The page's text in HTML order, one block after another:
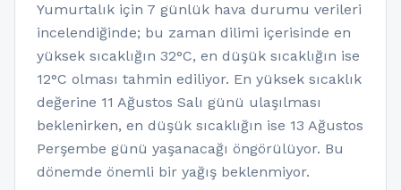
Yumurtalık için 7 günlük hava durumu verileri
incelendiğinde; bu zaman dilimi içerisinde en
yüksek sıcaklığın 32°C, en düşük sıcaklığın ise
12°C olması tahmin ediliyor. En yüksek sıcaklık
değerine 11 Ağustos Salı günü ulaşılması
beklenirken, en düşük sıcaklığın ise 13 Ağustos
Perşembe günü yaşanacağı öngörülüyor. Bu
dönemde önemli bir yağış beklenmiyor.